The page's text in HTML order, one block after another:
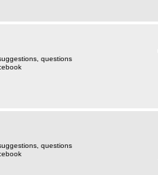
questions
questions